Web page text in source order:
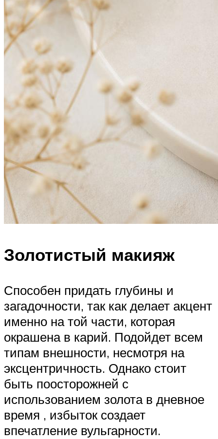
Золотистый макияж
Способен придать глубины и
загадочности, так как делает акцент
именно на той части, которая
окрашена в карий. Подойдет всем
типам внешности, несмотря на
эксцентричность. Однако стоит
быть поосторожней с
использованием золота в дневное
время , избыток создает
впечатление вульгарности.